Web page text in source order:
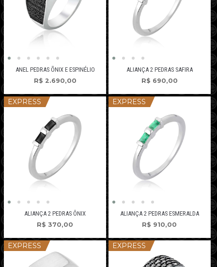
ANEL PEDRAS ÕNIX E ESPINÉLIO
R$ 2.690,00
ALIANÇA 2 PEDRAS SAFIRA
R$ 690,00
EXPRESS
ALIANÇA 2 PEDRAS ÔNIX
R$ 370,00
EXPRESS
ALIANÇA 2 PEDRAS ESMERALDA
R$ 910,00
EXPRESS EXPRESS